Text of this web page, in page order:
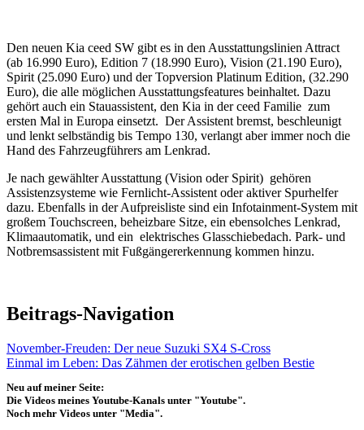
Den neuen Kia ceed SW gibt es in den Ausstattungslinien Attract
(ab 16.990 Euro), Edition 7 (18.990 Euro), Vision (21.190 Euro),
Spirit (25.090 Euro) und der Topversion Platinum Edition, (32.290
Euro), die alle möglichen Ausstattungsfeatures beinhaltet. Dazu
gehört auch ein Stauassistent, den Kia in der ceed Familie zum
ersten Mal in Europa einsetzt. Der Assistent bremst, beschleunigt
und lenkt selbständig bis Tempo 130, verlangt aber immer noch die
Hand des Fahrzeugführers am Lenkrad.
Je nach gewählter Ausstattung (Vision oder Spirit) gehören
Assistenzsysteme wie Fernlicht-Assistent oder aktiver Spurhelfer
dazu. Ebenfalls in der Aufpreisliste sind ein Infotainment-System mit
großem Touchscreen, beheizbare Sitze, ein ebensolches Lenkrad,
Klimaautomatik, und ein elektrisches Glasschiebedach. Park- und
Notbremsassistent mit Fußgängererkennung kommen hinzu.
Beitrags-Navigation
November-Freuden: Der neue Suzuki SX4 S-Cross
Einmal im Leben: Das Zähmen der erotischen gelben Bestie
Neu auf meiner Seite:
Die Videos meines Youtube-Kanals unter "Youtube".
Noch mehr Videos unter "Media".